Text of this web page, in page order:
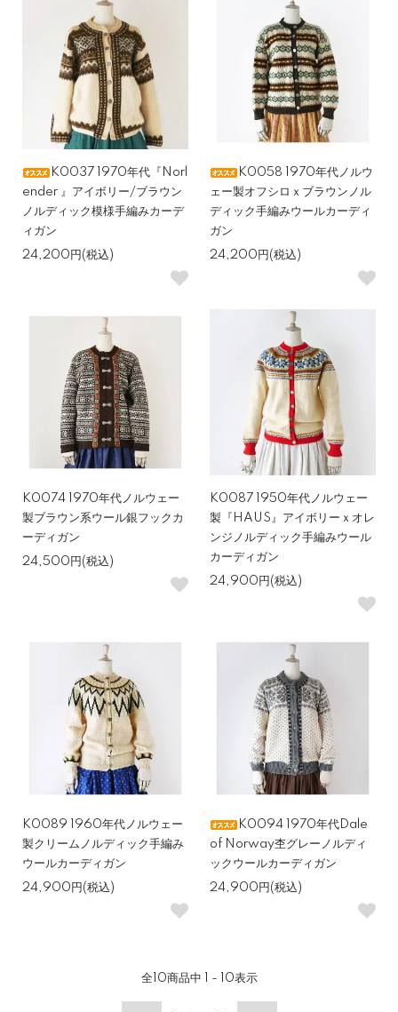
K0037 1970年代『Norl
ender 』アイボリー/ブラウン
ノルディック模様手編みカーデ
ィガン
24,200円(税込)
K0058 1970年代ノルウ
ェー製オフシロｘブラウンノル
ディック手編みウールカーディ
ガン
24,200円(税込)
K0074 1970年代ノルウェー
製ブラウン系ウール銀フックカ
ーディガン
24,500円(税込)
K0087 1950年代ノルウェー
製『HAUS』アイボリーｘオレ
ンジノルディック手編みウール
カーディガン
24,900円(税込)
K0089 1960年代ノルウェー
製クリームノルディック手編み
ウールカーディガン
24,900円(税込)
K0094 1970年代Dale
of Norway杢グレーノルディ
ックウールカーディガン
24,900円(税込)
全10商品中 1 - 10表示